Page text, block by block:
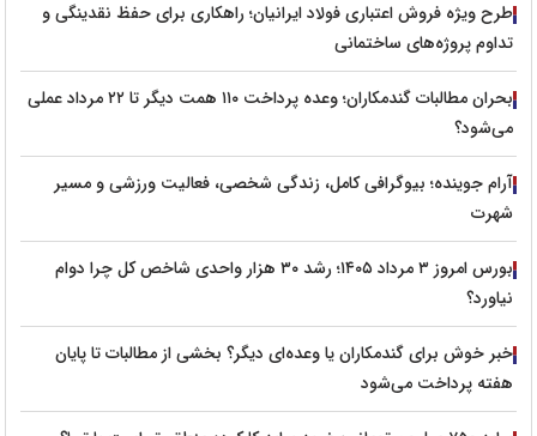
طرح ویژه فروش اعتباری فولاد ایرانیان؛ راهکاری برای حفظ نقدینگی و
تداوم پروژه‌های ساختمانی
بحران مطالبات گندمکاران؛ وعده پرداخت ۱۱۰ همت دیگر تا ۲۲ مرداد عملی
می‌شود؟
آرام جوینده؛ بیوگرافی کامل، زندگی شخصی، فعالیت ورزشی و مسیر
شهرت
بورس امروز ۳ مرداد ۱۴۰۵؛ رشد ۳۰ هزار واحدی شاخص کل چرا دوام
نیاورد؟
خبر خوش برای گندمکاران یا وعده‌ای دیگر؟ بخشی از مطالبات تا پایان
هفته پرداخت می‌شود